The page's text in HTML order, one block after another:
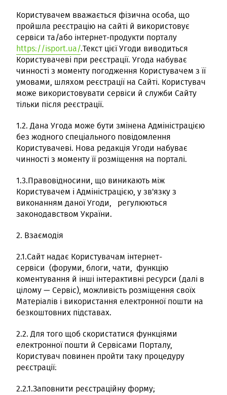
Користувачем вважається фізична особа, що
пройшла реєстрацію на сайті й використовує
сервіси та/або інтернет-продукти порталу
https://isport.ua/.Текст цієї Угоди виводиться
Користувачеві при реєстрації. Угода набуває
чинності з моменту погодження Користувачем з її
умовами, шляхом реєстрації на Сайті. Користувач
може використовувати сервіси й служби Сайту
тільки після реєстрації.
1.2. Дана Угода може бути змінена Адміністрацією
без жодного спеціального повідомлення
Користувачеві. Нова редакція Угоди набуває
чинності з моменту її розміщення на порталі.
1.3.Правовідносини, що виникають між
Користувачем і Адміністрацією, у зв'язку з
виконанням даної Угоди, регулюються
законодавством України.
2. Взаємодія
2.1.Сайт надає Користувачам інтернет-
сервіси (форуми, блоги, чати, функцію
коментування й інші інтерактивні ресурси (далі в
цілому — Сервіс), можливість розміщення своїх
Матеріалів і використання електронної пошти на
безкоштовних підставах.
2.2. Для того щоб скористатися функціями
електронної пошти й Сервісами Порталу,
Користувач повинен пройти таку процедуру
реєстрації:
2.2.1.Заповнити реєстраційну форму;